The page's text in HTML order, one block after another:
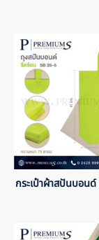
กระเป๋าผ้าสปันบอน